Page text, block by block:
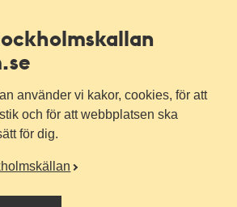
använder vi kakor, cookies, för att
och för att webbplatsen ska
för dig.